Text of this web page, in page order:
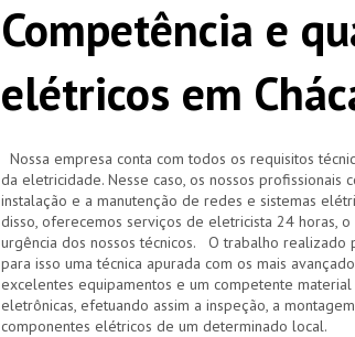
Competência e
elétricos em
Nossa empresa conta com todos os requisitos
da eletricidade. Nesse caso, os nossos profissionais
instalação e a manutenção de redes e sistemas
disso, oferecemos serviços de eletricista 24 horas,
urgência dos nossos técnicos. O trabalho realizado
para isso uma técnica apurada com os mais
excelentes equipamentos e um competente
eletrônicas, efetuando assim a inspeção, a
componentes elétricos de um determinado local.